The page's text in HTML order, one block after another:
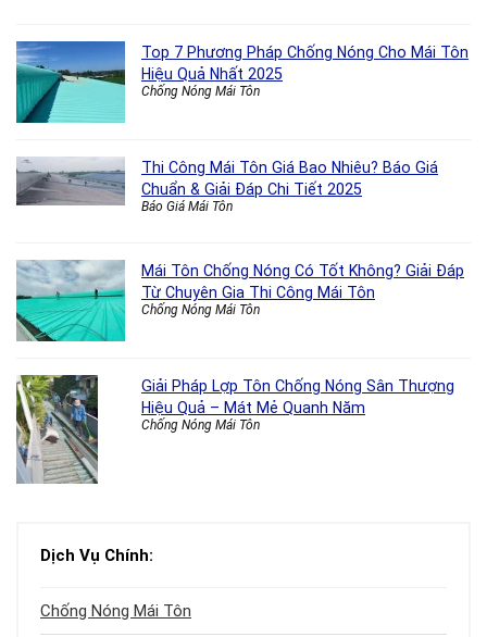
Top 7 Phương Pháp Chống Nóng Cho Mái Tôn
Hiệu Quả Nhất 2025
Chống Nóng Mái Tôn
Thi Công Mái Tôn Giá Bao Nhiêu? Báo Giá
Chuẩn & Giải Đáp Chi Tiết 2025
Báo Giá Mái Tôn
Mái Tôn Chống Nóng Có Tốt Không? Giải Đáp
Từ Chuyên Gia Thi Công Mái Tôn
Chống Nóng Mái Tôn
Giải Pháp Lợp Tôn Chống Nóng Sân Thượng
Hiệu Quả – Mát Mẻ Quanh Năm
Chống Nóng Mái Tôn
Dịch Vụ Chính:
Chống Nóng Mái Tôn